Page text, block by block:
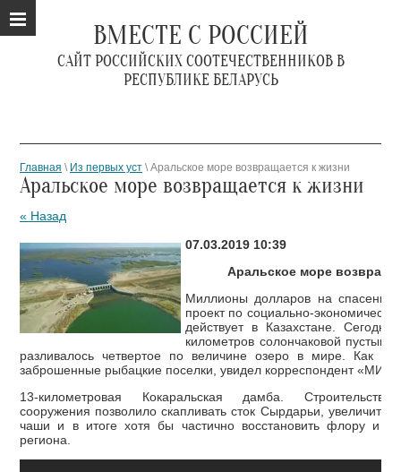
ВМЕСТЕ С РОССИЕЙ
САЙТ РОССИЙСКИХ СООТЕЧЕСТВЕННИКОВ В
РЕСПУБЛИКЕ БЕЛАРУСЬ
Главная \ Из первых уст \ Аральское море возвращается к жизни
Аральское море возвращается к жизни
« Назад
07.03.2019 10:39
Аральское море
Миллионы долларов на спасение
проект по социально-
действует в Казахстане.
километров солончаковой
разливалось четвертое по величине озеро в мире. Как
заброшенные рыбацкие поселки, увидел корреспондент «МИР
13-километровая Кокаральская дамба. Строительство
сооружения позволило скапливать сток Сырдарьи,
чаши и в итоге хотя бы частично восстановить флору и
региона.